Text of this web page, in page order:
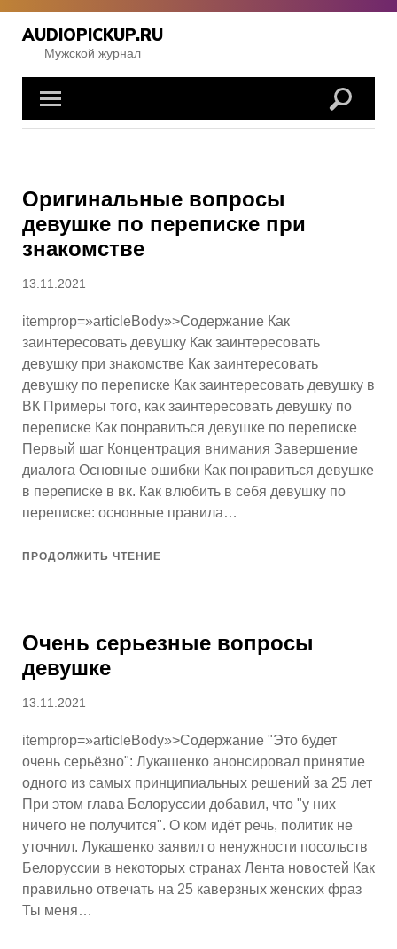
Перейти
содержимому
AUDIOPICKUP.RU
Мужской журнал
Записи
Оригинальные вопросы
девушке по переписке при
знакомстве
Опубликовано
13.11.2021
itemprop=»articleBody»>Содержание Как
заинтересовать девушку Как заинтересовать
девушку при знакомстве Как заинтересовать
девушку по переписке Как заинтересовать девушку в
ВК Примеры того, как заинтересовать девушку по
переписке Как понравиться девушке по переписке
Первый шаг Концентрация внимания Завершение
диалога Основные ошибки Как понравиться девушке
в переписке в вк. Как влюбить в себя девушку по
переписке: основные правила…
ПРОДОЛЖИТЬ ЧТЕНИЕ
Очень серьезные вопросы
девушке
Опубликовано
13.11.2021
itemprop=»articleBody»>Содержание "Это будет
очень серьёзно": Лукашенко анонсировал принятие
одного из самых принципиальных решений за 25 лет
При этом глава Белоруссии добавил, что "у них
ничего не получится". О ком идёт речь, политик не
уточнил. Лукашенко заявил о ненужности посольств
Белоруссии в некоторых странах Лента новостей Как
правильно отвечать на 25 каверзных женских фраз
Ты меня…